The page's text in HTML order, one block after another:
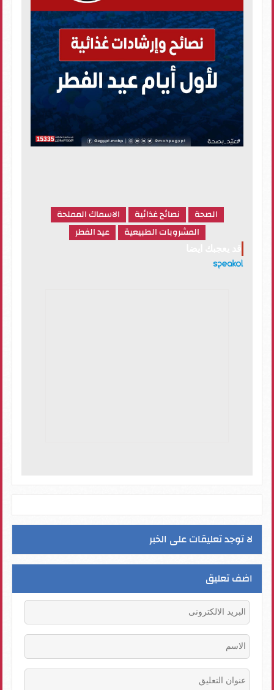
الصحة نصائح غذائية
الاسماك المملحة
المشروبات الطبيعية
عيد الفطر
لا توجد تعليقات على الخبر
اضف تعليق